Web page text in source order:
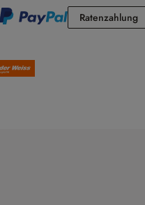
Ratenzahlung